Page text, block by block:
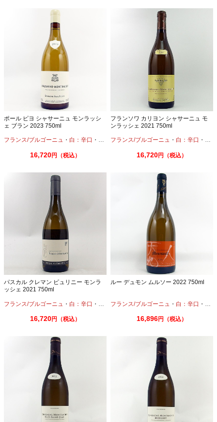
ポール ピヨ シャサーニュ モンラッシ
ェ ブラン 2023 750ml
フランス/ブルゴーニュ ・ 白：辛口 ・ シャルドネ
16,720円（税込）
フランソワ カリヨン シャサーニュ モ
ンラッシェ 2021 750ml
フランス/ブルゴーニュ ・ 白：辛口 ・ シ
16,720円（税込）
パスカル クレマン ピュリニー モンラ
ッシェ 2021 750ml
フランス/ブルゴーニュ ・ 白：辛口 ・ シャルドネ
16,720円（税込）
ルー デュモン ムルソー 2022 750ml
フランス/ブルゴーニュ ・ 白：辛口 ・
16,896円（税込）